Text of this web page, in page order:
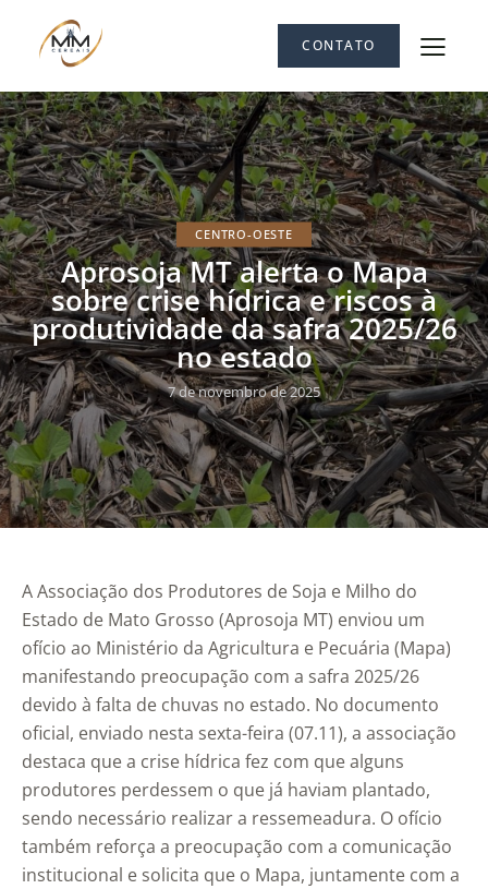
CONTATO
CENTRO-OESTE
Aprosoja MT alerta o Mapa
sobre crise hídrica e riscos à
produtividade da safra 2025/26
no estado
7 de novembro de 2025
A Associação dos Produtores de Soja e Milho do
Estado de Mato Grosso (Aprosoja MT) enviou um
ofício ao Ministério da Agricultura e Pecuária (Mapa)
manifestando preocupação com a safra 2025/26
devido à falta de chuvas no estado. No documento
oficial, enviado nesta sexta-feira (07.11), a associação
destaca que a crise hídrica fez com que alguns
produtores perdessem o que já haviam plantado,
sendo necessário realizar a ressemeadura. O ofício
também reforça a preocupação com a comunicação
institucional e solicita que o Mapa, juntamente com a